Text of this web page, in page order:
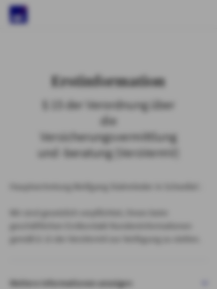
Erstinformation
§ 15 der Verordnung über
die
Versicherungsvermittlung
und -beratung (VersVermV)
Weitere Informationen anzeigen